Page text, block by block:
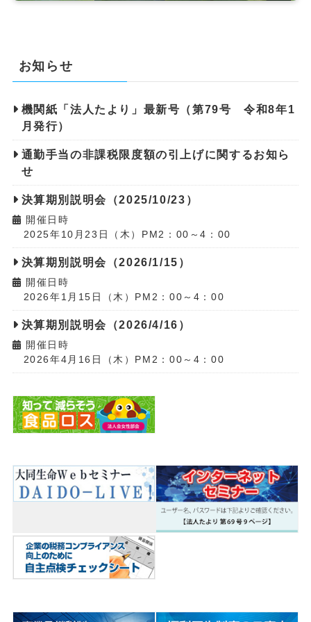
お知らせ
機関紙「法人たより」最新号（第79号 令和8年1
月発行）
通勤手当の非課税限度額の引上げに関するお知ら
せ
決算期別説明会（2025/10/23）
開催日時
2025年10月23日（木）PM2：00～4：00
決算期別説明会（2026/1/15）
開催日時
2026年1月15日（木）PM2：00～4：00
決算期別説明会（2026/4/16）
開催日時
2026年4月16日（木）PM2：00～4：00